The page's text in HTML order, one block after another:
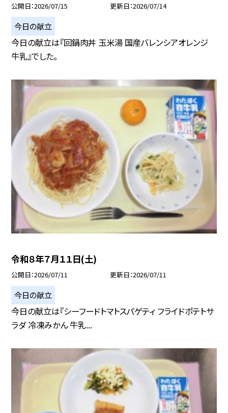
公開日 2026/07/15 更新日 2026/07/14
今日の献立
今日の献立は『回鍋肉丼 玉米湯 国産バレンシアオレンジ
牛乳』でした。
令和８年７月１１日(土)
公開日 2026/07/11 更新日 2026/07/11
今日の献立
今日の献立は『シーフードトマトスパゲティ フライドポテトサ
ラダ 冷凍みかん 牛乳...